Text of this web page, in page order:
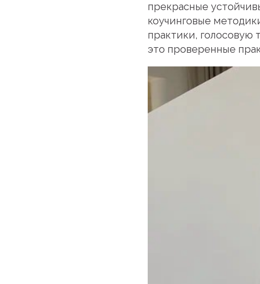
прекрасные
коучинговые
практики, голосовую
это проверенные